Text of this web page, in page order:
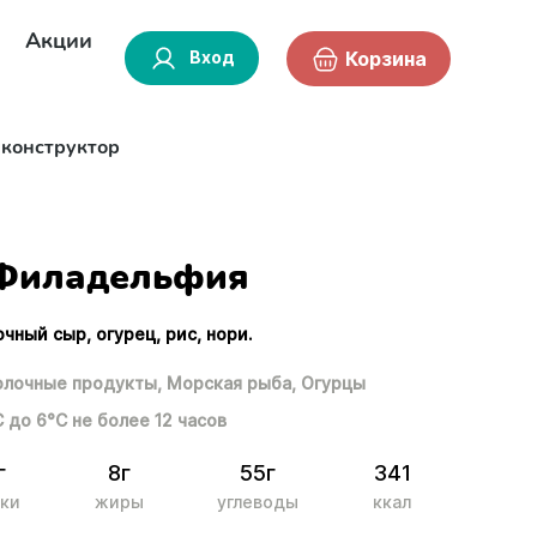
Акции
Вход Корзина
сыр, огурец, рис, нори.
продукты, Морская рыба, Огурцы
до 6°С не более 12 часов
8г
жиры
55г
углеводы
341
ккал